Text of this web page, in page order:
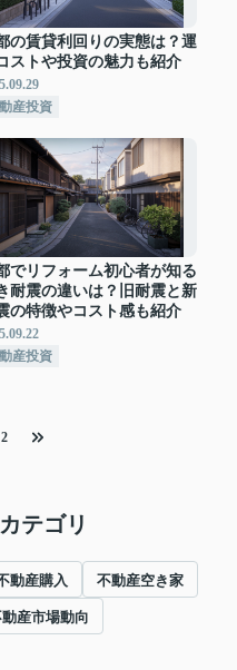
の賃貸利回りの実態は？運
ストや投資の魅力も紹介
産投資
でリフォーム初心者が知る
耐震の違いは？旧耐震と新
の特徴やコスト感も紹介
産投資
2
テゴリ
動産購入 不動産空き家
産市場動向